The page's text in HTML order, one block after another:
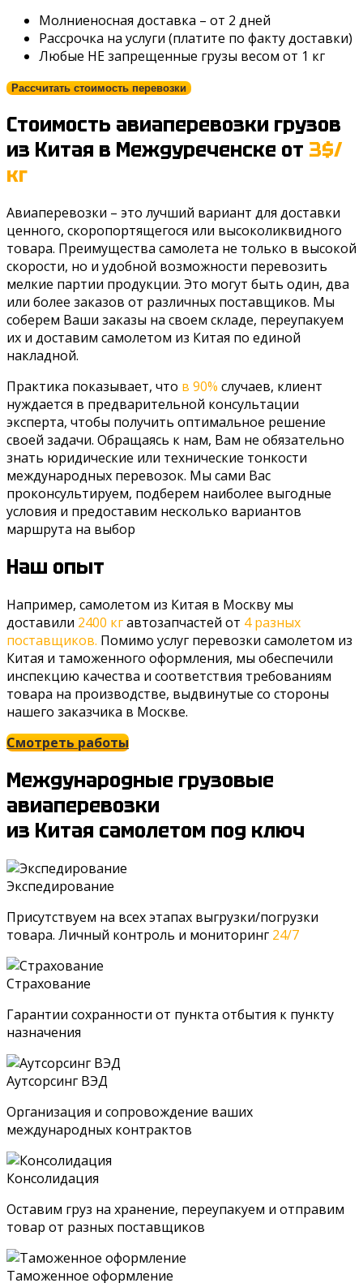
Молниеносная доставка – от 2 дней
Рассрочка на услуги (платите по факту доставки)
Любые НЕ запрещенные грузы весом от 1 кг
Рассчитать стоимость перевозки
Стоимость авиаперевозки грузов
из Китая в Междуреченске от 3$/
кг
Авиаперевозки – это лучший вариант для доставки
ценного, скоропортящегося или высоколиквидного
товара. Преимущества самолета не только в высокой
скорости, но и удобной возможности перевозить
мелкие партии продукции. Это могут быть один, два
или более заказов от различных поставщиков. Мы
соберем Ваши заказы на своем складе, переупакуем
их и доставим самолетом из Китая по единой
накладной.
Практика показывает, что в 90% случаев, клиент
нуждается в предварительной консультации
эксперта, чтобы получить оптимальное решение
своей задачи. Обращаясь к нам, Вам не обязательно
знать юридические или технические тонкости
международных перевозок. Мы сами Вас
проконсультируем, подберем наиболее выгодные
условия и предоставим несколько вариантов
маршрута на выбор
Наш опыт
Например, самолетом из Китая в Москву мы
доставили 2400 кгавтозапчастей от 4 разных
поставщиков. Помимо услуг перевозки самолетом из
Китая и таможенного оформления, мы обеспечили
инспекцию качества и соответствия требованиям
товара на производстве, выдвинутые со стороны
нашего заказчика в Москве.
Смотреть работы
Международные грузовые
авиаперевозки
из Китая самолетом под ключ
Экспедирование
Присутствуем на всех этапах выгрузки/погрузки
товара. Личный контроль и мониторинг 24/7
Страхование
Гарантии сохранности от пункта отбытия к пункту
назначения
Аутсорсинг ВЭД
Организация и сопровождение ваших
международных контрактов
Консолидация
Оставим груз на хранение, переупакуем и отправим
товар от разных поставщиков
Таможенное оформление